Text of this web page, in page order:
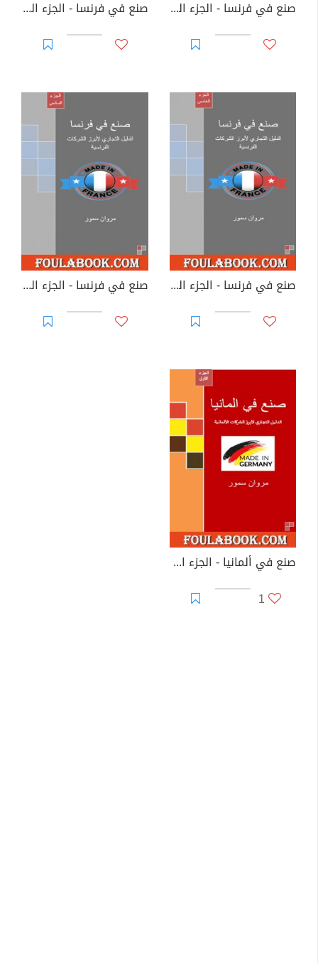
صنع في فرنسا - الجزء الثالث صنع في فرنسا - الجزء الرابع
صنع في فرنسا - الجزء الخامس صنع في فرنسا - الجزء السادس
صنع في ألمانيا - الجزء الأول
1